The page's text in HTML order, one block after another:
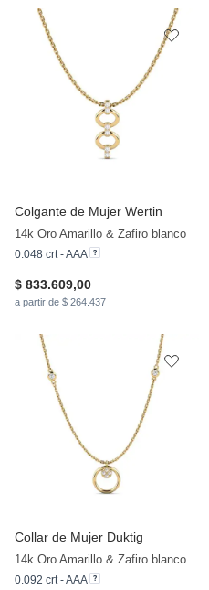
Colgante de Mujer Wertin
14k Oro Amarillo & Zafiro blanco
0.048 crt - AAA
$ 833.609,00
a partir de $ 264.437
Collar de Mujer Duktig
14k Oro Amarillo & Zafiro blanco
0.092 crt - AAA